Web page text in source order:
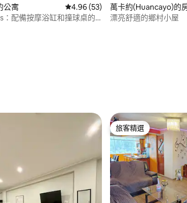
均評分（滿分 5 分）
公寓 從 53 則評價中獲得 4.96 的平均評
4.96 (53)
：配備按摩浴缸和撞球桌的
萬卡約(Huancayo)的
漂亮舒適的鄉村小屋
旅客精選
旅客精選